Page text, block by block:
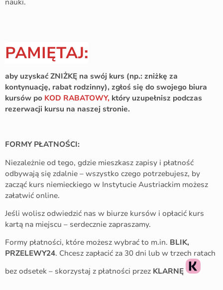
nauki.
PAMIĘTAJ:
aby uzyskać ZNIŻKĘ na swój kurs (np.: zniżkę za
kontynuację, rabat rodzinny), zgłoś się do swojego biura
kursów po KOD RABATOWY, który uzupełnisz podczas
rezerwacji kursu na naszej stronie.
FORMY PŁATNOŚCI:
Niezależnie od tego, gdzie mieszkasz zapisy i płatność
odbywają się zdalnie – wszystko czego potrzebujesz, by
zacząć kurs niemieckiego w Instytucie Austriackim możesz
załatwić online.
Jeśli wolisz odwiedzić nas w biurze kursów i opłacić kurs
kartą na miejscu – serdecznie zapraszamy.
Formy płatności, które możesz wybrać to m.in. BLIK,
PRZELEWY24. Chcesz zapłacić za 30 dni lub w trzech ratach
bez odsetek – skorzystaj z płatności przez KLARNĘ